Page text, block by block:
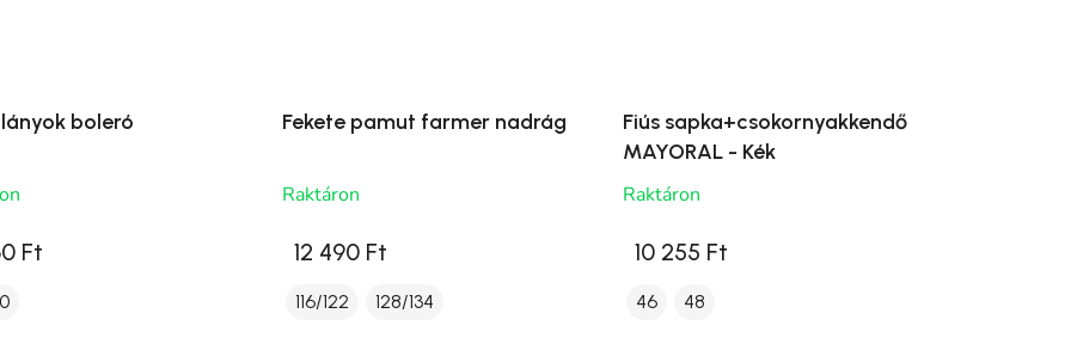
boleró
Ft
Fekete pamut farmer nadrág
Raktáron
12 490 Ft
116/122 128/134
Fiús sapka+csokornyakkendő
MAYORAL - Kék
Raktáron
10 255 Ft
46 48